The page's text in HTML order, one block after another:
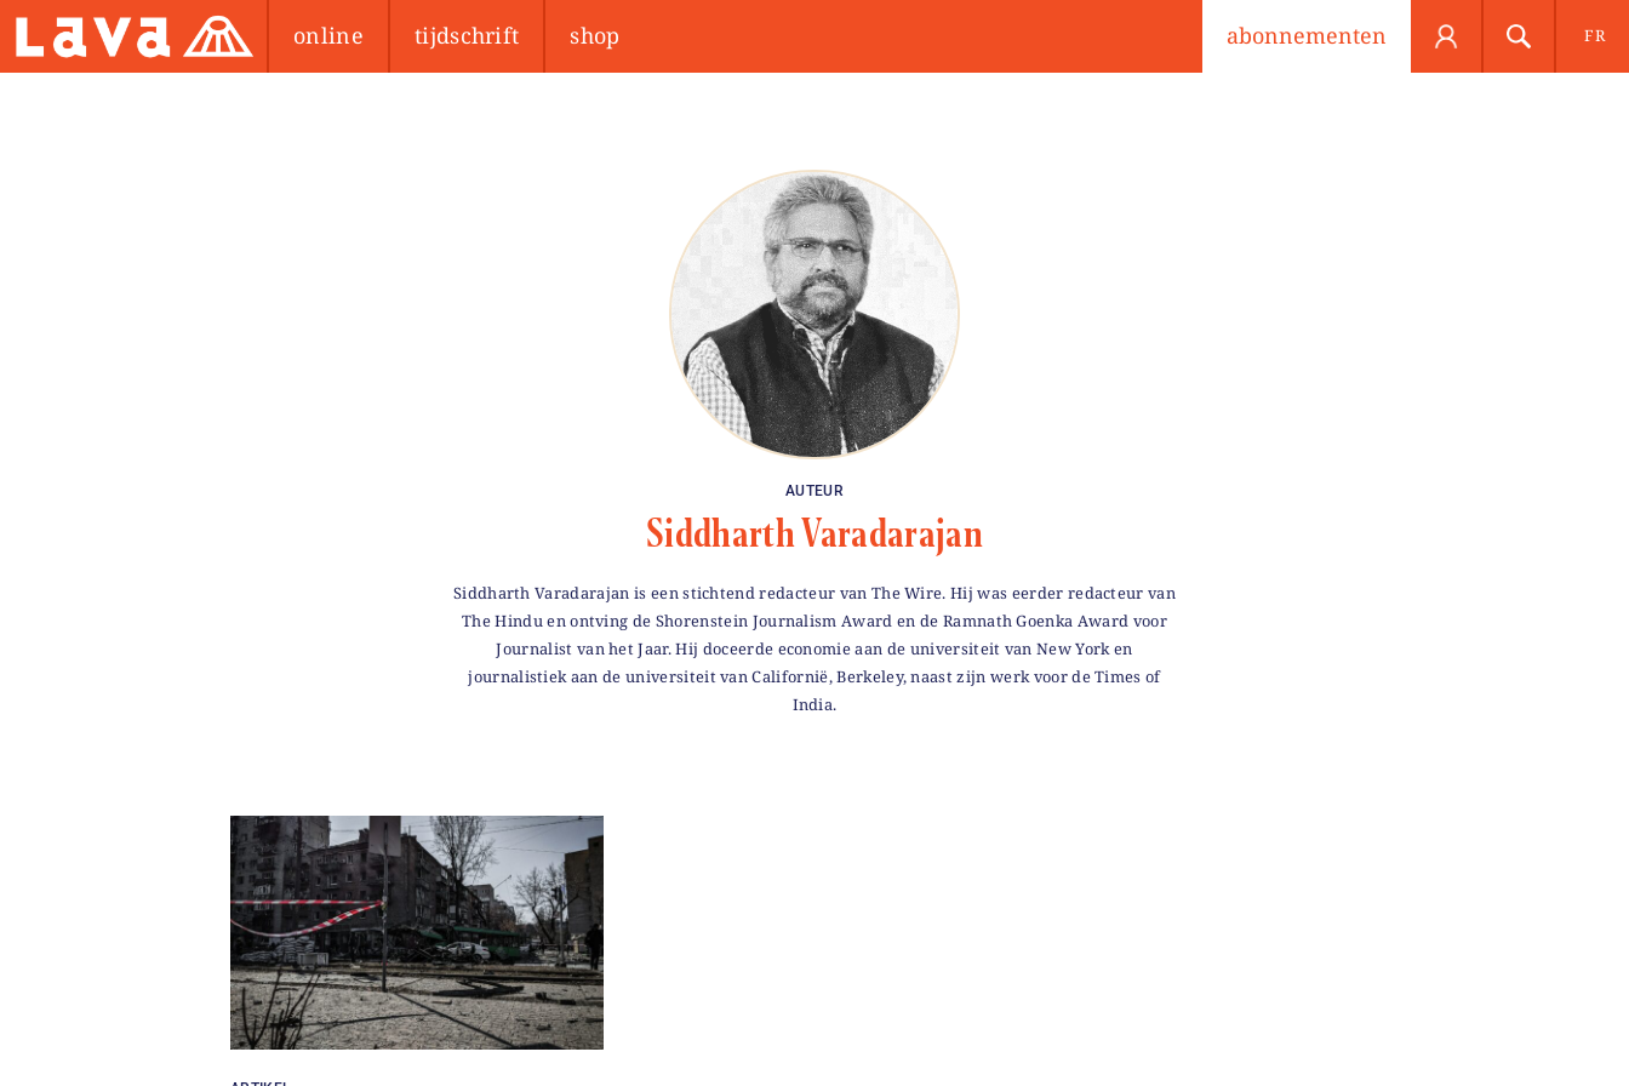
FR
online tijdschrift shop abonnementen
AUTEUR
Siddharth Varadarajan
Siddharth Varadarajan is een stichtend redacteur van The Wire. Hij was eerder redacteur van
The Hindu en ontving de Shorenstein Journalism Award en de Ramnath Goenka Award voor
Journalist van het Jaar. Hij doceerde economie aan de universiteit van New York en
journalistiek aan de universiteit van Californië, Berkeley, naast zijn werk voor de Times of
India.